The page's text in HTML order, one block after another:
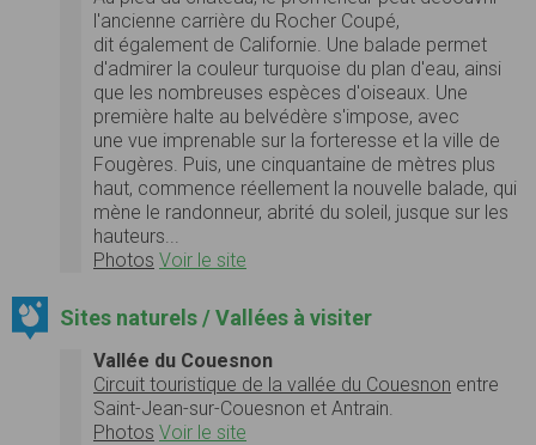
l'ancienne carrière du Rocher Coupé,
dit également de Californie. Une balade permet
d'admirer la couleur turquoise du plan d'eau, ainsi
que les nombreuses espèces d'oiseaux. Une
première halte au belvédère s'impose, avec
une vue imprenable sur la forteresse et la ville de
Fougères. Puis, une cinquantaine de mètres plus
haut, commence réellement la nouvelle balade, qui
mène le randonneur, abrité du soleil, jusque sur les
hauteurs...
Photos Voir le site
Sites naturels / Vallées à visiter
Vallée du Couesnon
Circuit touristique de la vallée du Couesnon entre
Saint-Jean-sur-Couesnon et Antrain.
Photos Voir le site